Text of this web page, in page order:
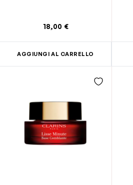
18,00 €
AGGIUNGI AL CARRELLO